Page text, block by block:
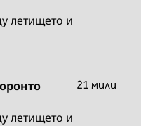
летището и
21 мили
летището и